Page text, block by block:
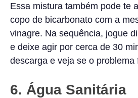
Essa mistura também pode te
copo de bicarbonato com a
vinagre. Na sequência, jogue
e deixe agir por cerca de 30
descarga e veja se o problema
6. Água Sanitária